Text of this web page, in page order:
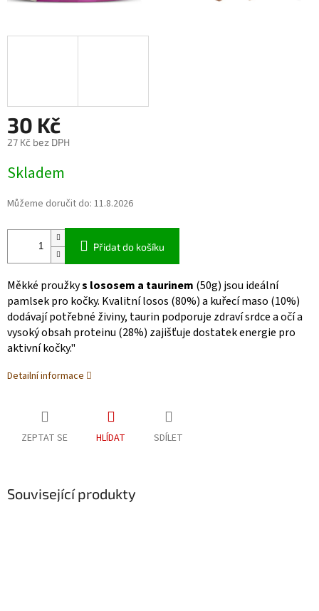
30 Kč
27 Kč bez DPH
cena:
Skladem
Můžeme doručit do: 11.8.2026
Přidat do košíku
Měkké proužkys lososem a taurinem (50g) jsou ideální
pamlsek pro kočky. Kvalitní losos (80%) a kuřecí maso (10%)
dodávají potřebné živiny, taurin podporuje zdraví srdce a očí a
vysoký obsah proteinu (28%) zajišťuje dostatek energie pro
aktivní kočky."
Detailní informace
ZEPTAT SE HLÍDAT SDÍLET
Související produkty